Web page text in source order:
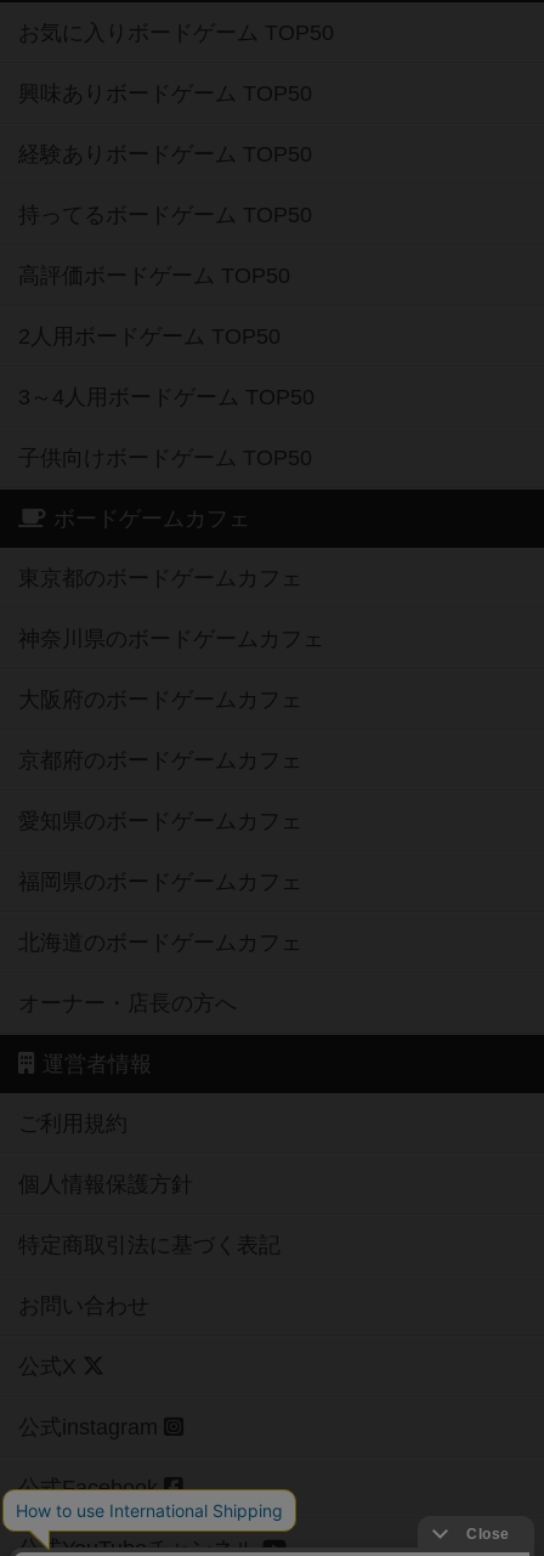
お気に入りボードゲーム TOP50
興味ありボードゲーム TOP50
経験ありボードゲーム TOP50
持ってるボードゲーム TOP50
高評価ボードゲーム TOP50
2人用ボードゲーム TOP50
3～4人用ボードゲーム TOP50
子供向けボードゲーム TOP50
ボードゲームカフェ
東京都のボードゲームカフェ
神奈川県のボードゲームカフェ
大阪府のボードゲームカフェ
京都府のボードゲームカフェ
愛知県のボードゲームカフェ
福岡県のボードゲームカフェ
北海道のボードゲームカフェ
オーナー・店長の方へ
運営者情報
ご利用規約
個人情報保護方針
特定商取引法に基づく表記
お問い合わせ
公式X
公式instagram
公式Facebook
公式YouTubeチャンネル